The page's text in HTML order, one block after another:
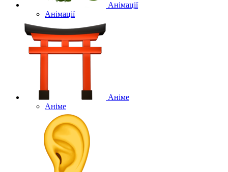
Анімації
Анімації
Аніме
Аніме